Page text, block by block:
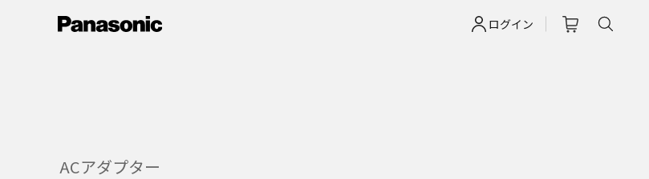
ログイン
ACアダプター